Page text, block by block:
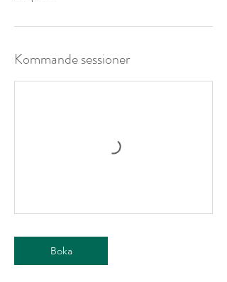
Kommande sessioner
Boka